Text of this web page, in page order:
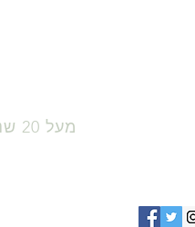
מעל 20 שנות ניסיון